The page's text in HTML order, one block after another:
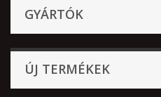
GYÁRTÓK
ÚJ TERMÉKEK